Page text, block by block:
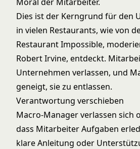
Dies ist der Kerngrund für den
in vielen Restaurants, wie von
Restaurant Impossible,
Robert Irvine, entdeckt.
Unternehmen verlassen, und
geneigt, sie zu entlassen.
Verantwortung verschieben
Macro-Manager verlassen sich
dass Mitarbeiter Aufgaben
klare Anleitung oder